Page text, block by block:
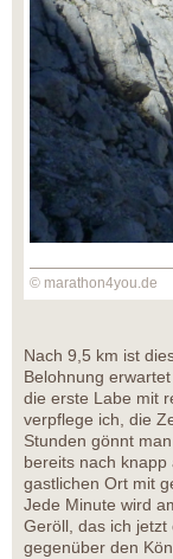
© marathon4you.de
Nach 9,5 km ist
Belohnung
die erste Labe mit
verpflege ich, die
Stunden gönnt
bereits nach
gastlichen Ort mit
Jede Minute wird
Geröll, das ich
gegenüber den